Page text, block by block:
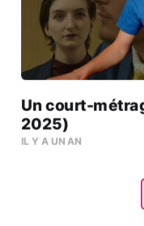
Un court-
2025)
IL Y A UN AN